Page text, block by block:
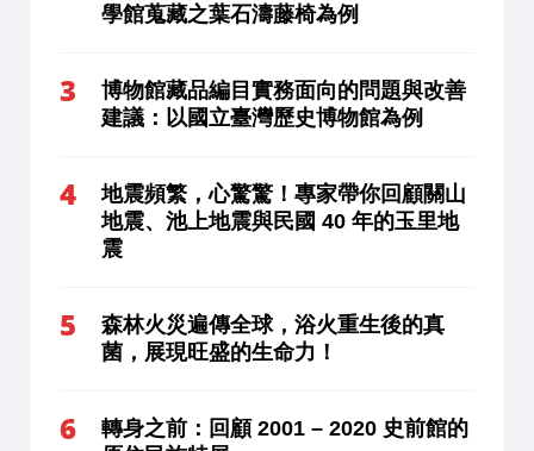
學館蒐藏之葉石濤藤椅為例
博物館藏品編目實務面向的問題與改善
建議：以國立臺灣歷史博物館為例
地震頻繁，心驚驚！專家帶你回顧關山
地震、池上地震與民國 40 年的玉里地
震
森林火災遍傳全球，浴火重生後的真
菌，展現旺盛的生命力！
轉身之前：回顧 2001 – 2020 史前館的